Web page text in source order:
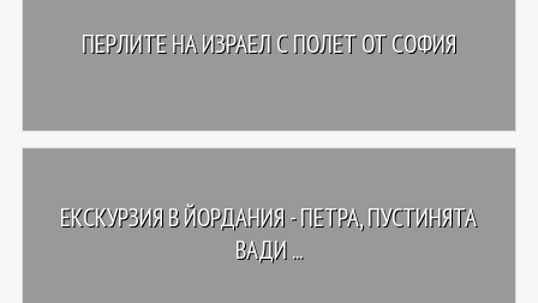
ПЕРЛИТЕ НА ИЗРАЕЛ С ПОЛЕТ ОТ СОФИЯ
ЕКСКУРЗИЯ В ЙОРДАНИЯ - ПЕТРА, ПУСТИНЯТА
ВАДИ ...